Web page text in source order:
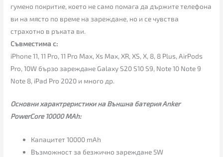
гумено покритие, което не само помага да държите телефона
ви на място по време на зареждане, но и се чувства
страхотно в ръката ви.
Съвместима с:
iPhone 11, 11 Pro, 11 Pro Max, Xs Max, XR, XS, X, 8, 8 Plus, AirPods
Pro, 10W бързо зареждане Galaxy S20 S10 S9, Note 10 Note 9
Note 8, iPad Pro 2020 и много др.
Основни характреристики на Външна батерия Anker
PowerCore 10000 MAh:
Капацитет 10000 mAh
Възможност за безжично зареждане 5W